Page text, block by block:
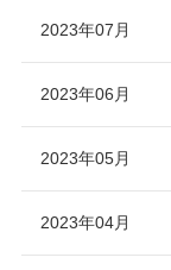
2023年07月
2023年06月
2023年05月
2023年04月